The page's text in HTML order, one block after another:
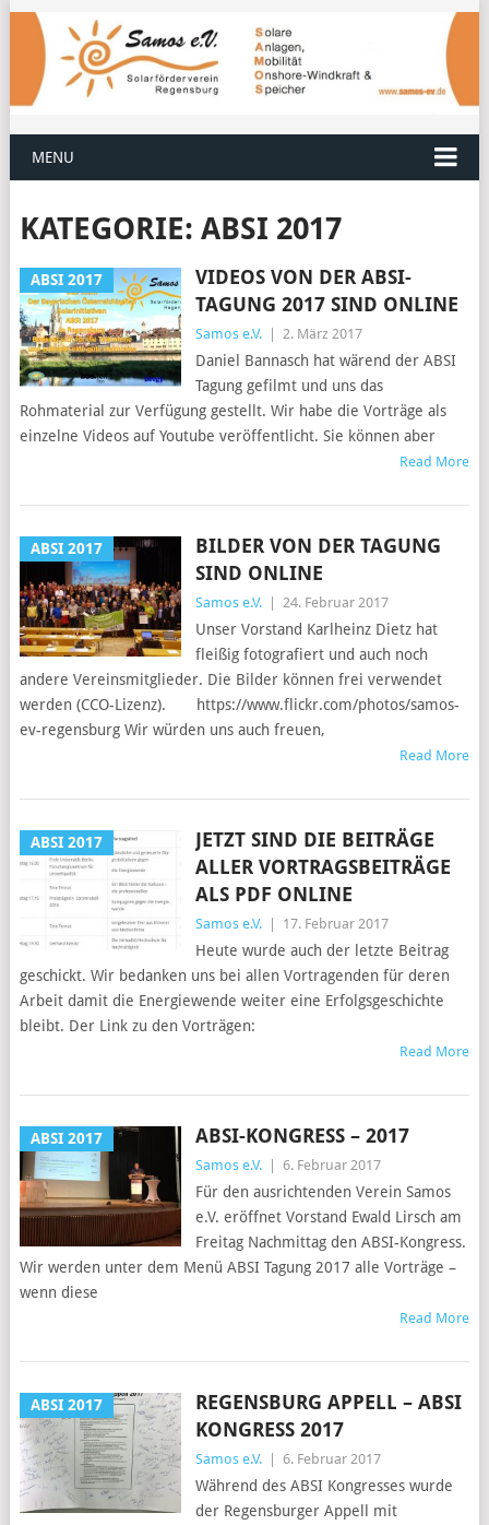
MENU
KATEGORIE: ABSI 2017
ABSI 2017
VIDEOS VON DER ABSI-
TAGUNG 2017 SIND ONLINE
Samos e.V. 2. März 2017
Daniel Bannasch hat wärend der ABSI
Tagung gefilmt und uns das
Rohmaterial zur Verfügung gestellt. Wir habe die Vorträge als
einzelne Videos auf Youtube veröffentlicht. Sie können aber
Read More
ABSI 2017
BILDER VON DER TAGUNG
SIND ONLINE
Samos e.V. 24. Februar 2017
Unser Vorstand Karlheinz Dietz hat
fleißig fotografiert und auch noch
andere Vereinsmitglieder. Die Bilder können frei verwendet
werden (CCO-Lizenz). https://www.flickr.com/photos/samos-
ev-regensburg Wir würden uns auch freuen,
Read More
ABSI 2017
JETZT SIND DIE BEITRÄGE
ALLER VORTRAGSBEITRÄGE
ALS PDF ONLINE
Samos e.V. 17. Februar 2017
Heute wurde auch der letzte Beitrag
geschickt. Wir bedanken uns bei allen Vortragenden für deren
Arbeit damit die Energiewende weiter eine Erfolgsgeschichte
bleibt. Der Link zu den Vorträgen:
Read More
ABSI 2017 ABSI-KONGRESS – 2017
Samos e.V. 6. Februar 2017
Für den ausrichtenden Verein Samos
e.V. eröffnet Vorstand Ewald Lirsch am
Freitag Nachmittag den ABSI-Kongress.
Wir werden unter dem Menü ABSI Tagung 2017 alle Vorträge –
wenn diese
Read More
ABSI 2017
REGENSBURG APPELL – ABSI
KONGRESS 2017
Samos e.V. 6. Februar 2017
Während des ABSI Kongresses wurde
der Regensburger Appell mit